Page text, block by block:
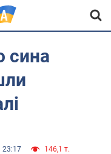
сина
23:17 146,1 т.